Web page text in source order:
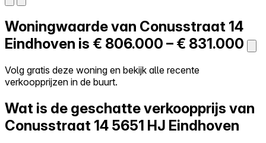
Zelf kopen
Alles-in-één
Reviews
Log in
Woningwaarde van Conusstraat 14
Eindhoven is € 806.000 – € 831.000
Volg gratis deze woning en bekijk alle recente
verkoopprijzen in de buurt.
Wat is de geschatte verkoopprijs van
Conusstraat 14 5651 HJ Eindhoven